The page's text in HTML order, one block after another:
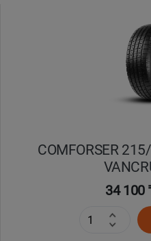
COMFORSER
34 100